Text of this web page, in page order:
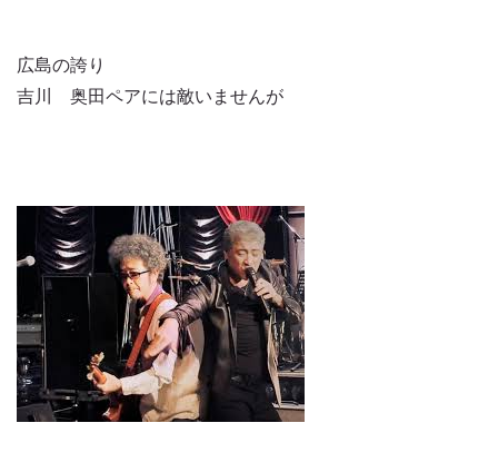
広島の誇り
吉川 奥田ペアには敵いませんが